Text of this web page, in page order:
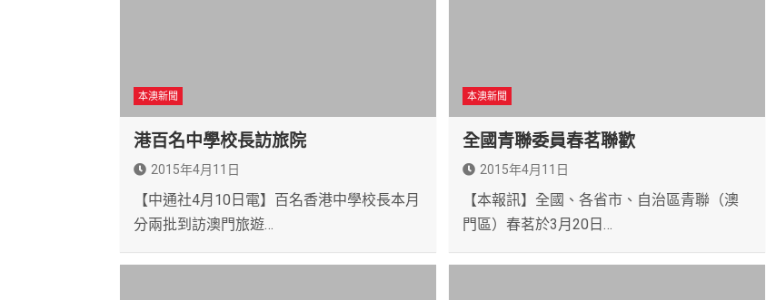
本澳新聞
港百名中學校長訪旅院
2015年4月11日
【中通社4月10日電】百名香港中學校長本月
分兩批到訪澳門旅遊…
本澳新聞
全國青聯委員春茗聯歡
2015年4月11日
【本報訊】全國、各省市、自治區青聯（澳
門區）春茗於3月20日…